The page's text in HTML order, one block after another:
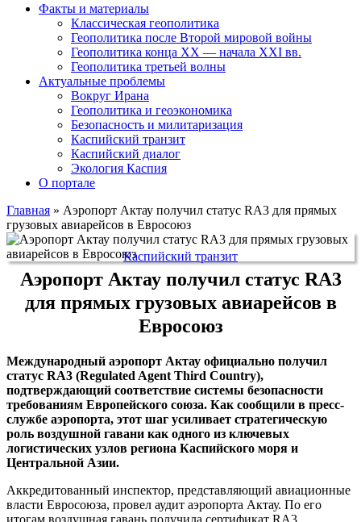
Факты и материалы
Классическая геополитика
Геополитика после Второй мировой войны
Геополитика конца XX — начала XXI вв.
Геополитика третьей волны
Актуальные проблемы
Вокруг Ирана
Геополитика и геоэкономика
Безопасность и милитаризация
Каспийский транзит
Каспийский диалог
Экология Каспия
О портале
Главная » Аэропорт Актау получил статус RA3 для прямых
грузовых авиарейсов в Евросоюз
Каспийский транзит
Аэропорт Актау получил статус RA3
для прямых грузовых авиарейсов в
Евросоюз
Международный аэропорт Актау официально получил
статус RA3 (Regulated Agent Third Country),
подтверждающий соответствие системы безопасности
требованиям Европейского союза. Как сообщили в пресс-
службе аэропорта, этот шаг усиливает стратегическую
роль воздушной гавани как одного из ключевых
логистических узлов региона Каспийского моря и
Центральной Азии.
Аккредитованный инспектор, представляющий авиационные
власти Евросоюза, провел аудит аэропорта Актау. По его
итогам воздушная гавань получила сертификат RA3